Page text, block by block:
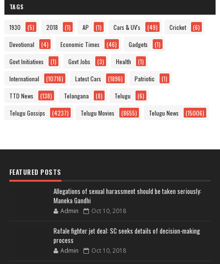
TAGS
1930 (5) 2018 (1) AP (1) Cars & UV's (49) Cricket (6)
Devotional (4) Economic Times (46) Gadgets (1)
Govt Initiatives (1) Govt Jobs (3) Health (1)
International (10716) Latest Cars (1896) Patriotic (1)
TTD News (138) Telangana (8) Telugu (6)
Telugu Gossips (4237) Telugu Movies (8655) Telugu News (15006)
FEATURED POSTS
Allegations of sexual harassment should be taken seriously:
Maneka Gandhi
Admin Oct 10, 2018
Rafale fighter jet deal: SC seeks details of decision-making
process
Admin Oct 10, 2018